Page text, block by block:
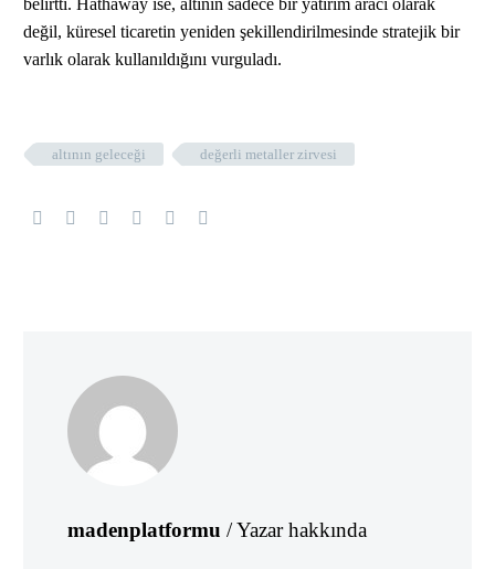
belirtti. Hathaway ise, altının sadece bir yatırım aracı olarak
değil, küresel ticaretin yeniden şekillendirilmesinde stratejik bir
varlık olarak kullanıldığını vurguladı.
altının geleceği değerli metaller zirvesi
madenplatformu / Yazar hakkında